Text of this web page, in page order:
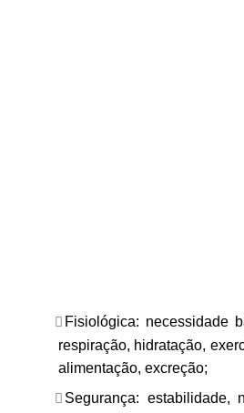
Fisiológica: necessidade
respiração, hidratação,
alimentação, excreção;
Segurança: estabilidade,